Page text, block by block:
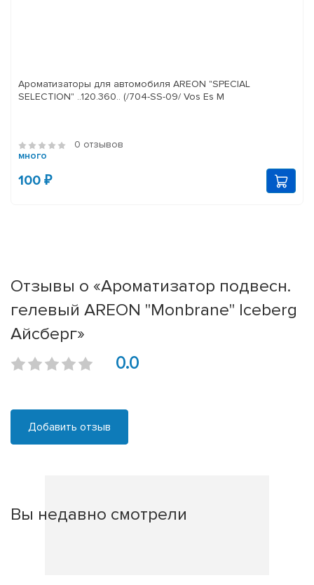
Ароматизаторы для автомобиля AREON "SPECIAL
SELECTION" ..120.360.. (/704-SS-09/ Vos Es M
0 отзывов
много
100 ₽
Отзывы о «Ароматизатор подвесн.
гелевый AREON "Monbrane" Iceberg
Айсберг»
0.0
Добавить отзыв
Вы недавно смотрели